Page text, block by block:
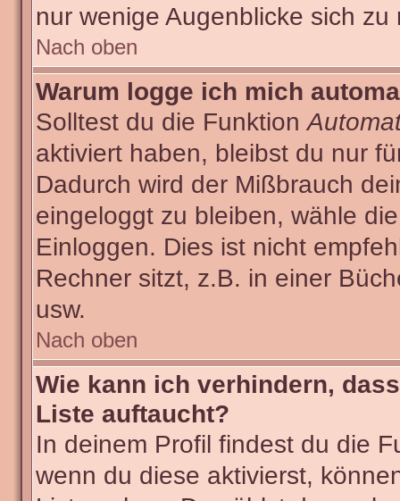
nur wenige Augenblicke sich
Nach oben
Warum logge ich mich
Solltest du die Funktion
aktiviert haben, bleibst du nur
Dadurch wird der Mißbrauch
eingeloggt zu bleiben, wähle
Einloggen. Dies ist nicht
Rechner sitzt, z.B. in einer
usw.
Nach oben
Wie kann ich verhindern,
Liste auftaucht?
In deinem Profil findest du die
wenn du diese aktivierst,